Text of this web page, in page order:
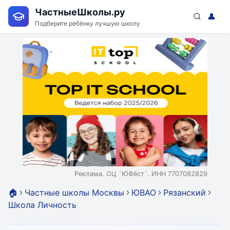
ЧастныеШколы.ру
Подберите ребёнку лучшую школу
👤
Реклама. ОЦ `ЮФёст`. ИНН 7707082829
🏠 Частные школы Москвы ЮВАО
Рязанский
Школа Личность